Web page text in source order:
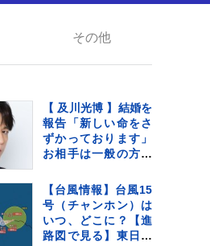
その他
【 及川光博 】結婚を
報告「新しい命をさ
ずかっております」
お相手は一般の方
ミッチーとして精
進〟【 コメント全文
】
【台風情報】台風15
号（チャンホン）は
いつ、どこに？【進
路図で見る】東日本